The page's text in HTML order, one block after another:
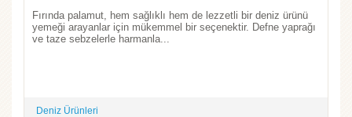
Fırında palamut, hem sağlıklı hem de lezzetli bir deniz ürünü
yemeği arayanlar için mükemmel bir seçenektir. Defne yaprağı
ve taze sebzelerle harmanla...
Deniz Ürünleri